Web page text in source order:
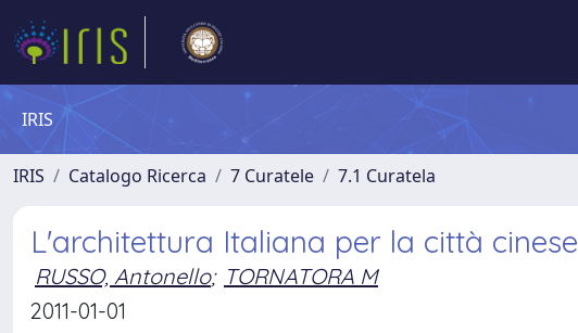
IRIS
IRIS Catalogo Ricerca 7 Curatele 7.1 Curatela
L'architettura Italiana per la città cinese
RUSSO, Antonello; TORNATORA M
2011-01-01